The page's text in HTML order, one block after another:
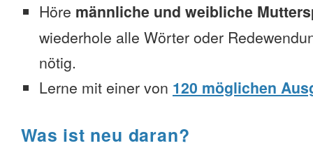
Höre männliche und weibliche
wiederhole alle Wörter oder
nötig.
Lerne mit einer von 120 möglichen
Was ist neu daran?